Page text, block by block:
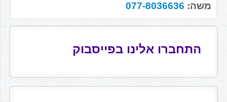
משה: 077-8036636
התחברו אלינו בפייסבוק